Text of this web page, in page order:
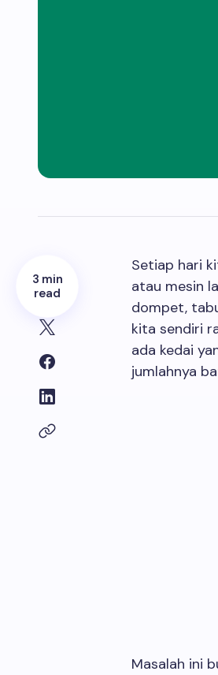
3 min
read
Setiap hari
atau mesin
dompet,
kita sendiri
ada kedai
jumlahnya
Masalah ini